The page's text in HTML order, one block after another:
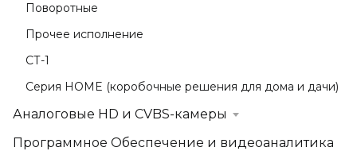
Поворотные
Прочее исполнение
СТ-1
Серия HOME (коробочные решения для дома и дачи)
Аналоговые HD и CVBS-камеры
Программное Обеспечение и видеоаналитика